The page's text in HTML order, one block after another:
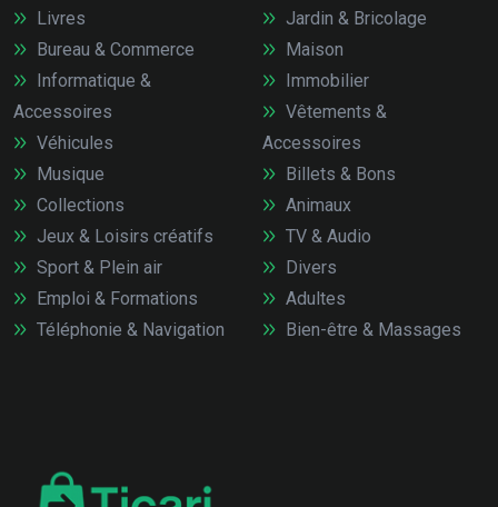
Livres
Bureau & Commerce
Informatique &
Accessoires
Véhicules
Jardin & Bricolage
Maison
Immobilier
Vêtements &
Accessoires
Musique
Collections
Jeux & Loisirs créatifs
Sport & Plein air
Emploi & Formations
Téléphonie & Navigation
Billets & Bons
Animaux
TV & Audio
Divers
Adultes
Bien-être & Massages